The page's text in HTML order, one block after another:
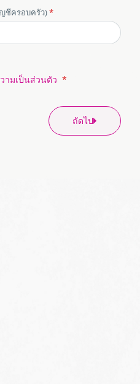
ชีครอบครัว)
ามเป็นส่วนตัว
ถัดไป